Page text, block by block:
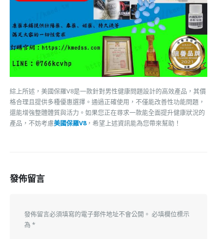
綜上所述，美國保羅V8是一款針對男性健康問題設計的高效產品，其價
格合理且提供多種優惠選擇。通過正確使用，不僅能改善性功能問題，
還能增強整體體質與活力。如果您正在尋求一款能全面提升健康狀況的
產品，不妨考慮美國保羅V8，希望上述資訊能為您帶來幫助！
發佈留言
發佈留言必須填寫的電子郵件地址不會公開。 必填欄位標示
為 *